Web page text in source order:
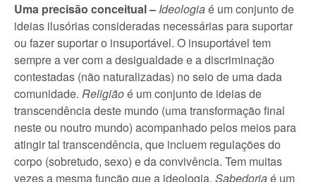
Uma precisão conceitual – Ideologiaé um conjunto de
ideias ilusórias consideradas necessárias para suportar
ou fazer suportar o insuportável. O insuportável tem
sempre a ver com a desigualdade e a discriminação
contestadas (não naturalizadas) no seio de uma dada
comunidade. Religiãoé um conjunto de ideias de
transcendência deste mundo (uma transformação final
neste ou noutro mundo) acompanhado pelos meios para
atingir tal transcendência, que incluem regulações do
corpo (sobretudo, sexo) e da convivência. Tem muitas
vezes a mesma função que a ideologia. Sabedoriaé um